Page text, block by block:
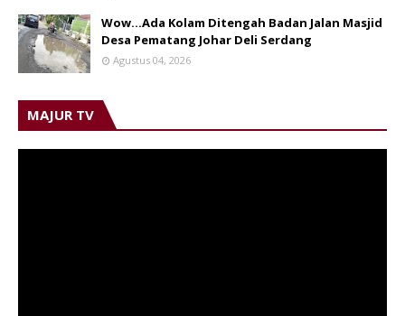
Wow...Ada Kolam Ditengah Badan Jalan Masjid
Desa Pematang Johar Deli Serdang
Agustus 04, 2026
MAJUR TV